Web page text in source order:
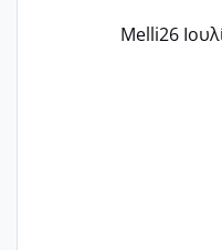
Εγώ πήγα σε
Melli26